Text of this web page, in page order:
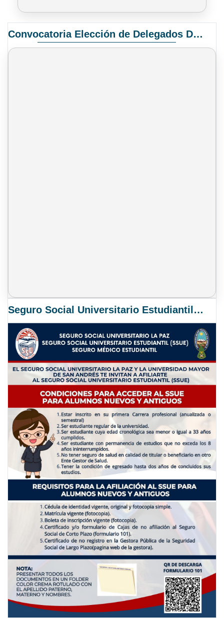
Convocatoria Elección de Delegados Docentes para el XIV Congreso Nacional de Universidades
Seguro Social Universitario Estudiantil SSUE